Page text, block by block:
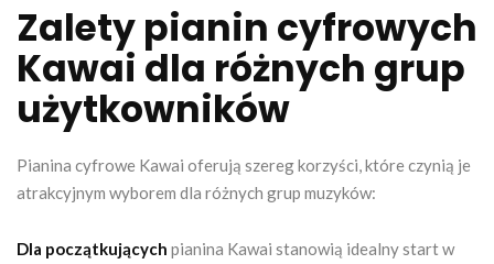
Zalety pianin cyfrowych
Kawai dla różnych grup
użytkowników
Pianina cyfrowe Kawai oferują szereg korzyści, które czynią je
atrakcyjnym wyborem dla różnych grup muzyków:
Dla początkujących pianina Kawai stanowią idealny start w